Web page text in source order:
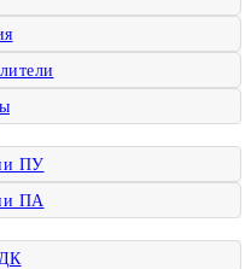
ПУ
ПА